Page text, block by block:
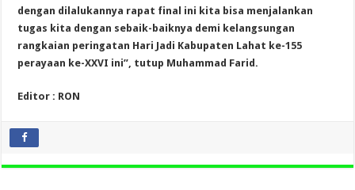
dengan dilalukannya rapat final ini kita bisa menjalankan
tugas kita dengan sebaik-baiknya demi kelangsungan
rangkaian peringatan Hari Jadi Kabupaten Lahat ke-155
perayaan ke-XXVI ini”, tutup Muhammad Farid.
Editor : RON